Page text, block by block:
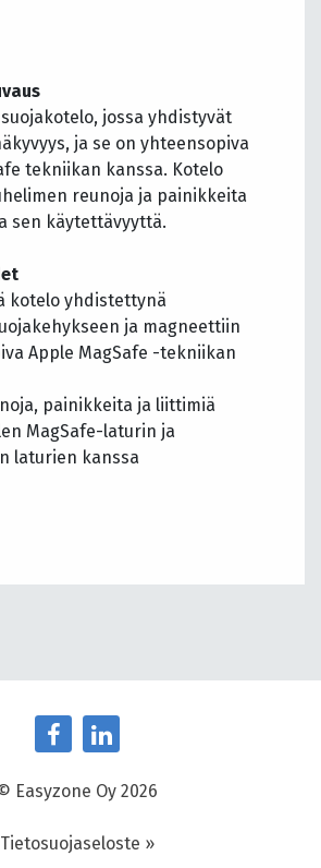
suojakotelo, jossa yhdistyvät
ja se on yhteensopiva
tekniikan kanssa. Kotelo
reunoja ja painikkeita
sen käytettävyyttä.
kotelo yhdistettynä
ja magneettiin
Apple MagSafe -tekniikan
painikkeita ja liittimiä
MagSafe-laturin ja
laturien kanssa
Easyzone Oy 2026
Tietosuojaseloste »